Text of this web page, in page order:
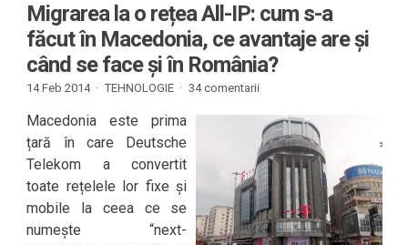
Migrarea la o rețea All-IP: cum s-a
făcut în Macedonia, ce avantaje are și
când se face și în România?
14 Feb 2014 · TEHNOLOGIE · 34 comentarii
Macedonia este prima
țară în care Deutsche
Telekom a convertit
toate rețelele lor fixe și
mobile la ceea ce se
numește “next-